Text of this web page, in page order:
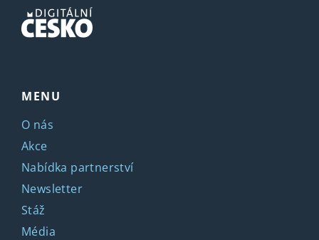
MENU
O nás
Akce
Nabídka partnerství
Newsletter
Stáž
Média